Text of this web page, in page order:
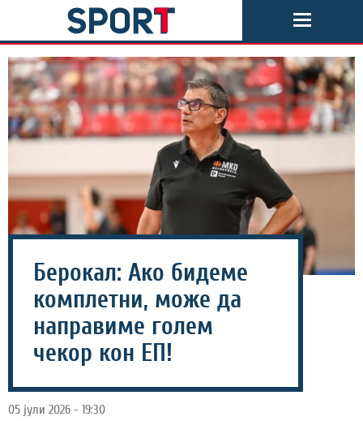
Берокал: Ако бидеме
комплетни, може да
направиме голем
чекор кон ЕП!
05 јули 2026 - 19:30